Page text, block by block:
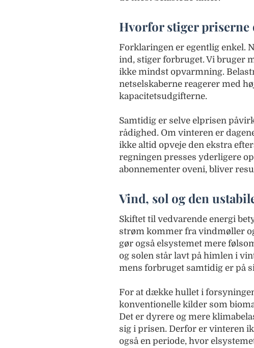
Hvorfor stiger priserne
Forklaringen er egentlig enkel.
ind, stiger forbruget. Vi bruger
ikke mindst opvarmning.
netselskaberne reagerer med
kapacitetsudgifterne.
Samtidig er selve elprisen
rådighed. Om vinteren er
ikke altid opveje den ekstra
regningen presses yderligere
abonnementer oveni, bliver
Vind, sol og den
Skiftet til vedvarende energi
strøm kommer fra vindmøller
gør også elsystemet mere
og solen står lavt på himlen i
mens forbruget samtidig er på
For at dække hullet i
konventionelle kilder som
Det er dyrere og mere
sig i prisen. Derfor er vinteren
også en periode, hvor